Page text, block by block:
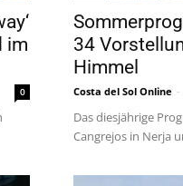
im
0
34
Himmel
Costa del Sol Online -
Das diesjährige
Cangrejos in Nerja